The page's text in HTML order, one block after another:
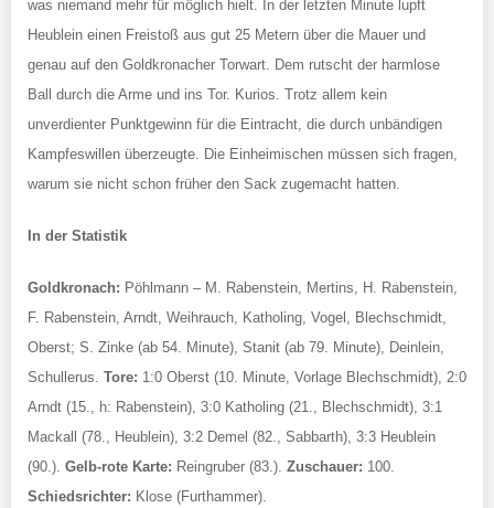
was niemand mehr für möglich hielt. In der letzten Minute lupft
Heublein einen Freistoß aus gut 25 Metern über die Mauer und
genau auf den Goldkronacher Torwart. Dem rutscht der harmlose
Ball durch die Arme und ins Tor. Kurios. Trotz allem kein
unverdienter Punktgewinn für die Eintracht, die durch unbändigen
Kampfeswillen überzeugte. Die Einheimischen müssen sich fragen,
warum sie nicht schon früher den Sack zugemacht hatten.
In der Statistik
Goldkronach: Pöhlmann – M. Rabenstein, Mertins, H. Rabenstein,
F. Rabenstein, Arndt, Weihrauch, Katholing, Vogel, Blechschmidt,
Oberst; S. Zinke (ab 54. Minute), Stanit (ab 79. Minute), Deinlein,
Schullerus. Tore: 1:0 Oberst (10. Minute, Vorlage Blechschmidt), 2:0
Arndt (15., h: Rabenstein), 3:0 Katholing (21., Blechschmidt), 3:1
Mackall (78., Heublein), 3:2 Demel (82., Sabbarth), 3:3 Heublein
(90.). Gelb-rote Karte: Reingruber (83.). Zuschauer: 100.
Schiedsrichter: Klose (Furthammer).